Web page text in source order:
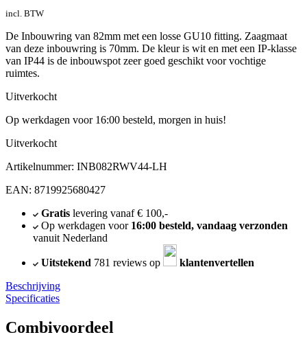
incl. BTW
De Inbouwring van 82mm met een losse GU10 fitting. Zaagmaat
van deze inbouwring is 70mm. De kleur is wit en met een IP-klasse
van IP44 is de inbouwspot zeer goed geschikt voor vochtige
ruimtes.
Uitverkocht
Op werkdagen voor 16:00 besteld, morgen in huis!
Uitverkocht
Artikelnummer: INB082RWV44-LH
EAN: 8719925680427
Gratislevering vanaf € 100,-
Op werkdagen voor 16:00 besteld, vandaag verzonden
vanuit Nederland
Uitstekend 781 reviews op
klantenvertellen
Beschrijving
Specificaties
Combivoordeel